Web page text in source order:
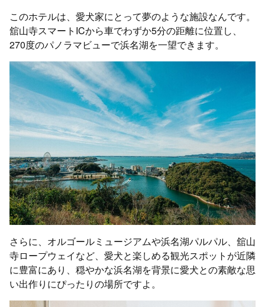
このホテルは、愛犬家にとって夢のような施設なんです。
舘山寺スマートICから車でわずか5分の距離に位置し、
270度のパノラマビューで浜名湖を一望できます。
さらに、オルゴールミュージアムや浜名湖パルパル、舘山
寺ロープウェイなど、愛犬と楽しめる観光スポットが近隣
に豊富にあり、穏やかな浜名湖を背景に愛犬との素敵な思
い出作りにぴったりの場所ですよ。